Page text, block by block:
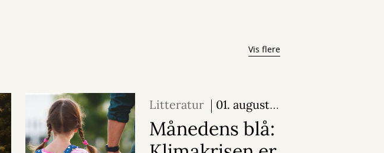
Vis flere
Litteratur
01. august
2026
Månedens blå: